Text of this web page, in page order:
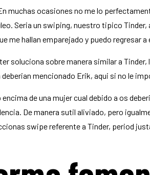
muchas ocasiones no me lo
Seri­a un swiping, nuestro tipico
me hallan emparejado y puedo regresar
soluciona sobre manera similar a
mencionado Erik, aqui si no le
de una mujer cual debido a os
De manera sutil aliviado, pero
swipe referente a Tinder, period